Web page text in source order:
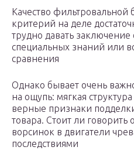
Качество фильтровальной
критерий на деле
трудно давать заключение
специальных знаний или
сравнения
Однако бывает очень
на ощупь: мягкая
верные признаки
товара. Стоит ли говорить
ворсинок в двигатели
последствиями